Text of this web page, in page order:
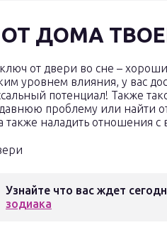
ДОМА
от двери во сне –
уровнем влияния, у вас
потенциал! Также
проблему или найти
также наладить отношения
Узнайте что вас ждет
зодиака